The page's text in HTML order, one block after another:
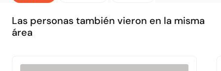
Las personas también vieron en la misma
área